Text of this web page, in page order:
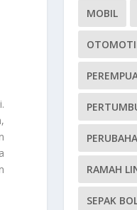
MOBIL
RAMAH
SEPAK